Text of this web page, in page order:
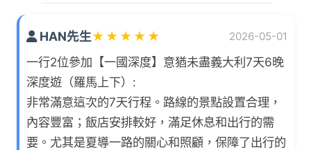
HAN先生★ ★ ★ ★ ★ 2026-05-01
一行2位參加【一國深度】意猶未盡義大利7天6晚
深度遊（羅馬上下）:
非常滿意這次的7天行程。路線的景點設置合理，
內容豐富；飯店安排較好，滿足休息和出行的需
要。尤其是夏導一路的關心和照顧，保障了出行的